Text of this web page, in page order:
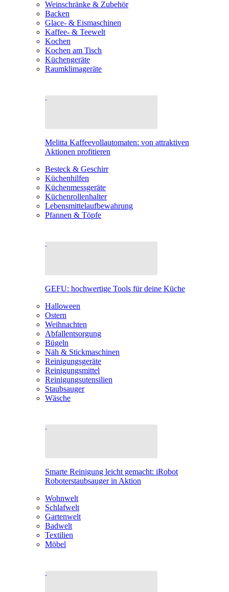
Weinschränke & Zubehör
Backen
Glace- & Eismaschinen
Kaffee- & Teewelt
Kochen
Kochen am Tisch
Küchengeräte
Raumklimageräte
Melitta Kaffeevollautomaten: von attraktiven
Aktionen profitieren
Besteck & Geschirr
Küchenhilfen
Küchenmessgeräte
Küchenrollenhalter
Lebensmittelaufbewahrung
Pfannen & Töpfe
GEFU: hochwertige Tools für deine Küche
Halloween
Ostern
Weihnachten
Abfallentsorgung
Bügeln
Näh & Stickmaschinen
Reinigungsgeräte
Reinigungsmittel
Reinigungsutensilien
Staubsauger
Wäsche
Smarte Reinigung leicht gemacht: iRobot
Roboterstaubsauger in Aktion
Wohnwelt
Schlafwelt
Gartenwelt
Badwelt
Textilien
Möbel